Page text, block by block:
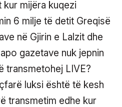
kur mijëra kuqezi
6 milje të detit Greqisë
në Gjirin e Lalzit dhe
gazetave nuk jepnin
transmetohej LIVE?
luksi është të kesh
transmetim edhe kur